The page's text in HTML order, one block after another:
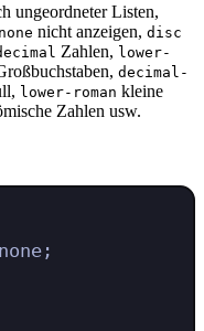
ungeordneter Listen,
none nicht anzeigen, disc
Zahlen, lower-
decimal-
lower-roman kleine
Zahlen usw.
none ;